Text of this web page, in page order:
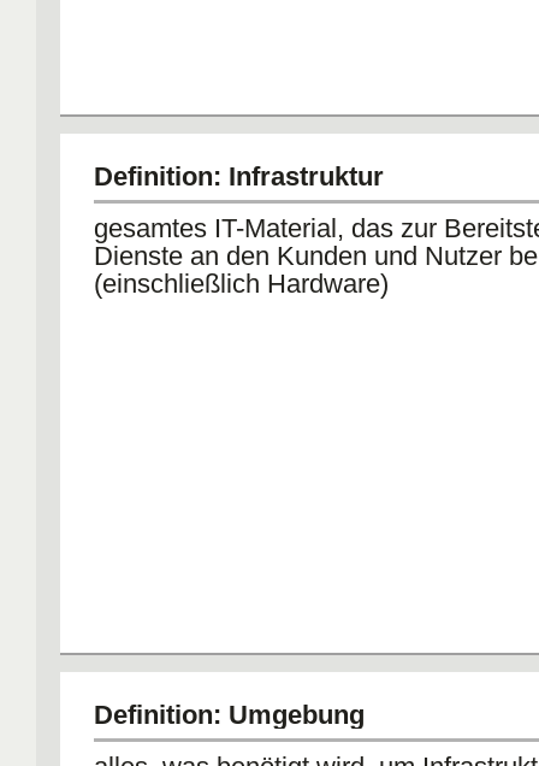
Definition: Infrastruktur
gesamtes IT-Material, das zur
Dienste an den Kunden und Nutzer
(einschließlich Hardware)
Definition: Umgebung